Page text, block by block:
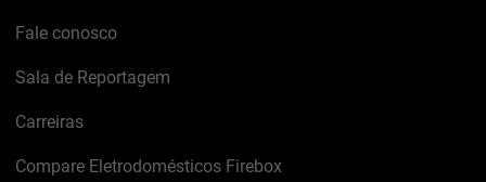
Fale conosco
Sala de Reportagem
Carreiras
Compare Eletrodomésticos Firebox